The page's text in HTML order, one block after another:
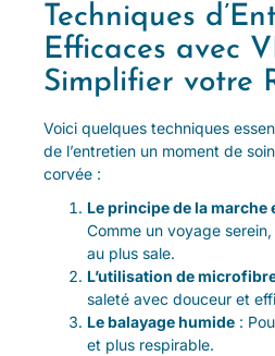
Techniques
Efficaces avec
Simplifier votre
Voici quelques techniques
de l’entretien un moment de
corvée :
Le principe de la marche
Comme un voyage
au plus sale.
L’utilisation de
saleté avec douceur et
Le balayage humide :
et plus respirable.